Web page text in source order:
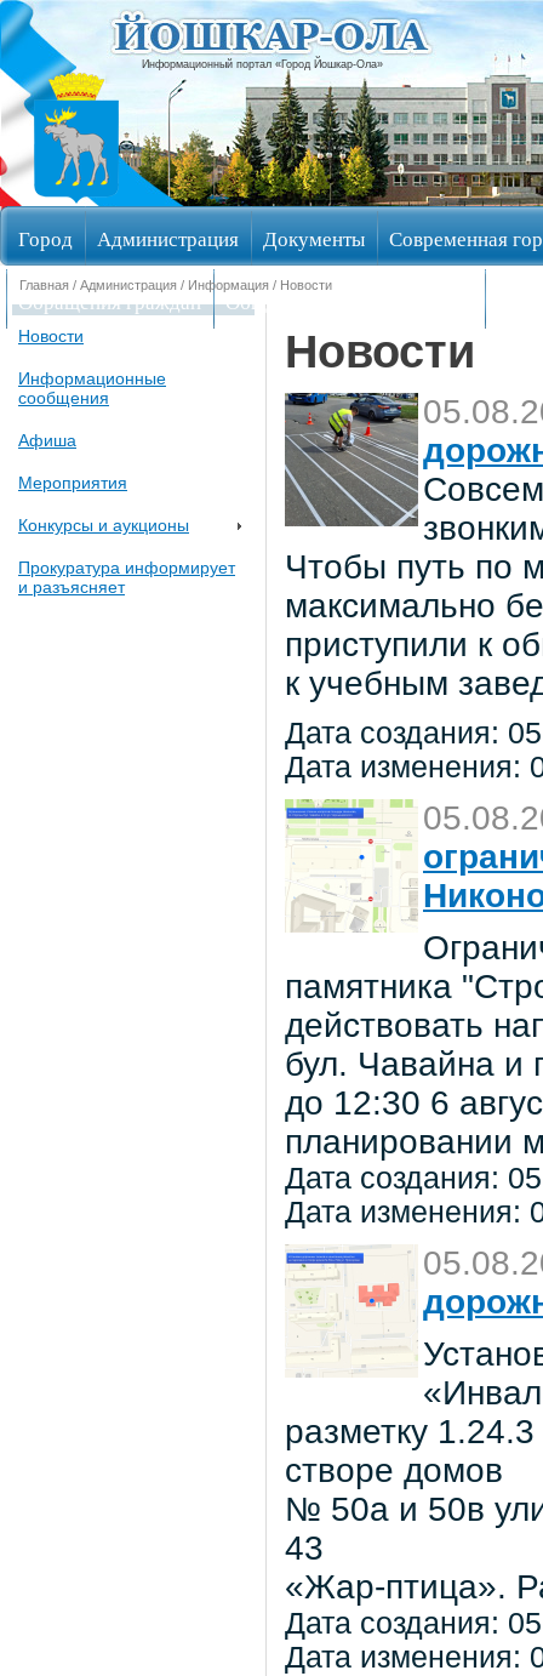
Информационный портал «Город Йошкар-Ола»
Город Администрация Документы Современная
Обращения граждан Общественные обсуждения
Главная / Администрация / Информация / Новости
Новости
Информационные
сообщения
Афиша
Мероприятия
Конкурсы и аукционы
Прокуратура информирует
и разъясняет
Новости
Чтобы путь по
максимально
приступили к
к учебным
Дата создания:
Дата изменения:
памятника
действовать
бул. Чавайна и
до 12:30 6
планировании
Дата создания:
Дата изменения:
разметку
створе домов
№ 50а и 50в
43
«Жар-птица».
Дата создания:
Дата изменения: